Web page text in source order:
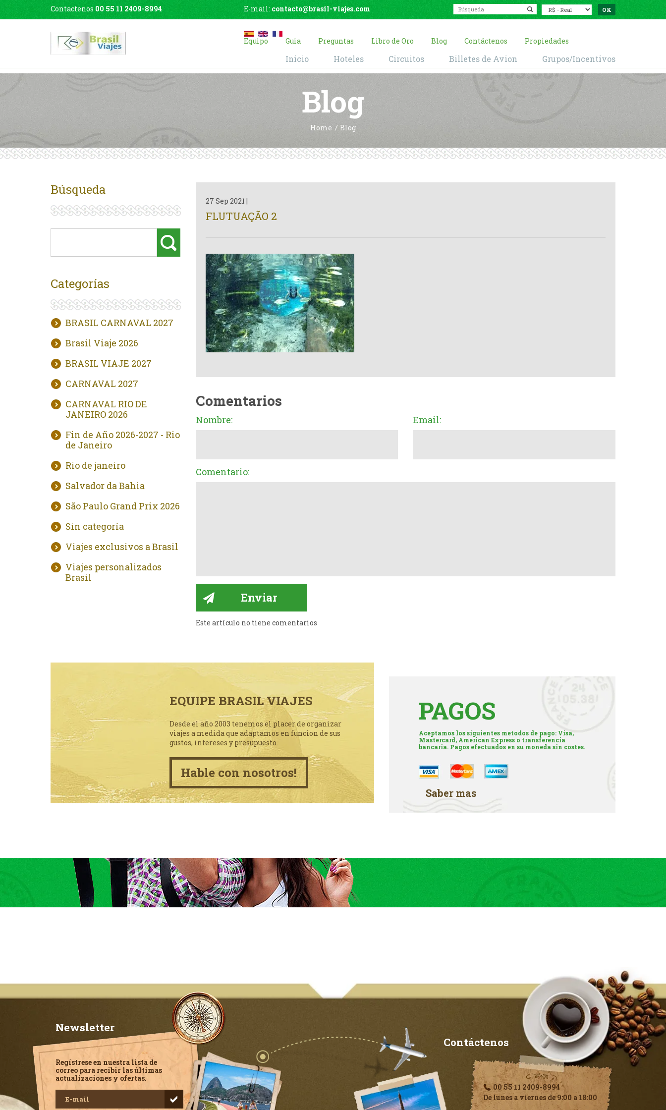
Contactenos 00 55 11 2409-8994 E-mail: contacto@brasil-viajes.com
Equipo Guia Preguntas Libro de Oro Blog Contáctenos Propiedades
Inicio Hoteles Circuitos Billetes de Avion Grupos/Incentivos
Blog
Home Blog
Búsqueda
Categorías
BRASIL CARNAVAL 2027
Brasil Viaje 2026
BRASIL VIAJE 2027
CARNAVAL 2027
CARNAVAL RIO DE
JANEIRO 2026
Fin de Año 2026-2027 - Rio
de Janeiro
Rio de janeiro
Salvador da Bahia
São Paulo Grand Prix 2026
Sin categoría
Viajes exclusivos a Brasil
Viajes personalizados
Brasil
27 Sep 2021 |
FLUTUAÇÃO 2
Comentarios
Nombre: Email:
Comentario:
Este artículo no tiene comentarios
EQUIPE BRASIL VIAJES
Desde el año 2003 tenemos el placer de organizar
viajes a medida que adaptamos en funcion de sus
gustos, intereses y presupuesto.
Hable con nosotros!
PAGOS
Aceptamos los siguientes metodos de pago: Visa,
Mastercard, American Express o transferencia
bancaria. Pagos efectuados en su moneda sin costes.
Saber mas
Newsletter
Regístrese en nuestra lista de
correo para recibir las últimas
actualizaciones y ofertas.
Contáctenos
00 55 11 2409-8994
De lunes a viernes de 9:00 a 18:00